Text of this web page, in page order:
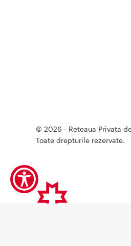
© 2026 - Reteaua Privata
Toate drepturile rezervate.